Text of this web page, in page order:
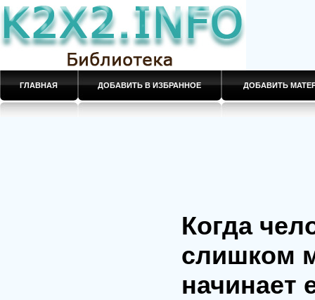
ГЛАВНАЯ ДОБАВИТЬ В ИЗБРАННОЕ ДОБАВИТЬ
Когда
слишком
начинает